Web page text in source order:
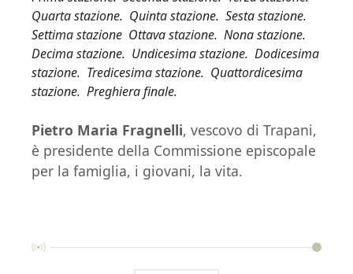
Quarta stazione. Quinta stazione. Sesta stazione.
Settima stazione Ottava stazione. Nona stazione.
Decima stazione. Undicesima stazione. Dodicesima
stazione. Tredicesima stazione. Quattordicesima
stazione. Preghiera finale.
Pietro Maria Fragnelli, vescovo di Trapani,
è presidente della Commissione episcopale
per la famiglia, i giovani, la vita.